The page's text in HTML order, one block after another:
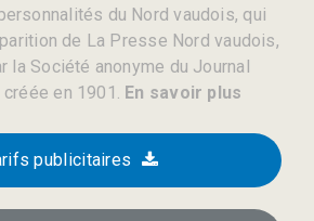
du Nord vaudois, qui
de La Presse Nord vaudois,
la Société anonyme du Journal
en 1901. En savoir plus
publicitaires